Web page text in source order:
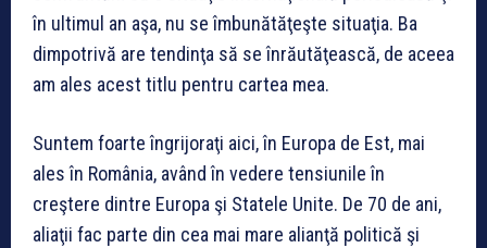
în ultimul an aşa, nu se îmbunătăţeşte situaţia. Ba
dimpotrivă are tendinţa să se înrăutăţească, de aceea
am ales acest titlu pentru cartea mea.
Suntem foarte îngrijoraţi aici, în Europa de Est, mai
ales în România, având în vedere tensiunile în
creştere dintre Europa şi Statele Unite. De 70 de ani,
aliaţii fac parte din cea mai mare alianţă politică şi